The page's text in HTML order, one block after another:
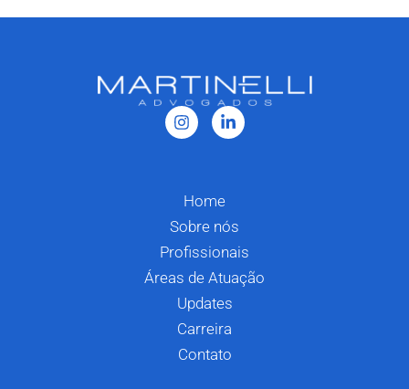
Home
Sobre nós
Profissionais
Áreas de Atuação
Updates
Carreira
Contato